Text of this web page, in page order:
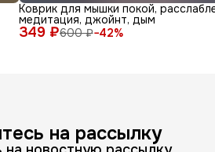
349 ₽600 ₽−42%
Коврик для мышки покой,
медитация, джойнт, дым
на рассылку